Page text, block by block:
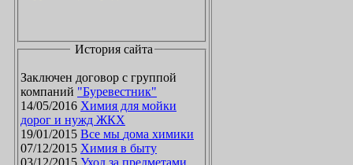
История сайта
Заключен договор с группой
компаний "Буревестник"
14/05/2016 Химия для мойки
дорог и нужд ЖКХ
19/01/2015
Все мы дома химики
07/12/2015 Химия в быту
03/12/2015 Уход за предметами